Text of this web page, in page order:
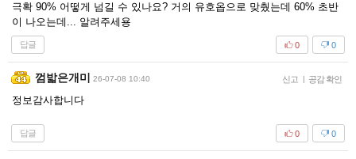
극확 90% 어떻게 넘길 수 있나요? 거의 유호옵으로 맞췄는데 60% 초반
이 나오는데... 알려주세용
답글 0
0
껌밟은개미 26-07-08 10:40 신고 | 공감 확인
정보감사합니다
답글 0
0